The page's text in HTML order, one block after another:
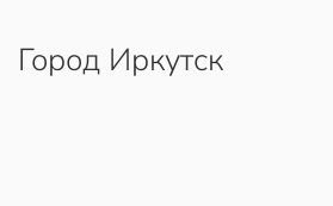
Перейти к содержимому
Город Иркутск